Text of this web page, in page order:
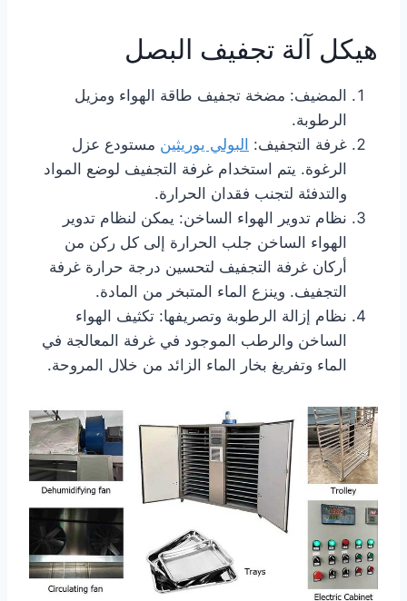
هيكل آلة تجفيف البصل
المضيف: مضخة تجفيف طاقة الهواء ومزيل
الرطوبة.
غرفة التجفيف: البولي يوريثين مستودع عزل
الرغوة. يتم استخدام غرفة التجفيف لوضع المواد
والتدفئة لتجنب فقدان الحرارة.
نظام تدوير الهواء الساخن: يمكن لنظام تدوير
الهواء الساخن جلب الحرارة إلى كل ركن من
أركان غرفة التجفيف لتحسين درجة حرارة غرفة
التجفيف. وينزع الماء المتبخر من المادة.
نظام إزالة الرطوبة وتصريفها: تكثيف الهواء
الساخن والرطب الموجود في غرفة المعالجة في
الماء وتفريغ بخار الماء الزائد من خلال المروحة.